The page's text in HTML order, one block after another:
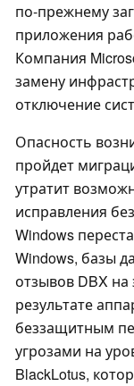
по-прежнему
приложения
Компания
замену
отключение
Опасность
пройдет
утратит
исправления
Windows
Windows, базы
отзывов DBX
результате
беззащитным
угрозами на
BlackLotus,